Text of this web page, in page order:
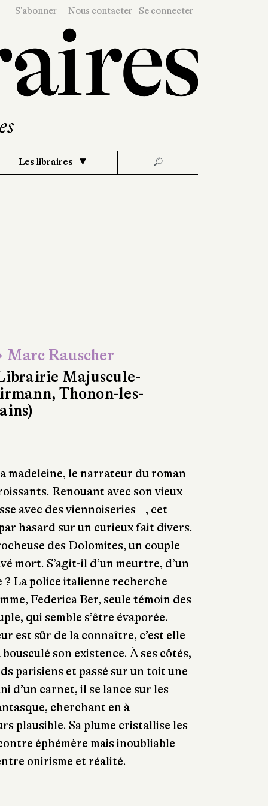
S'abonner Nous contacter Se connecter
Les libraires 🔎
Rauscher
Majuscule-
Thonon-les-
madeleine, le narrateur du roman
Renouant avec son vieux
avec des viennoiseries –, cet
hasard sur un curieux fait divers.
des Dolomites, un couple
mort. S’agit-il d’un meurtre, d’un
? La police italienne recherche
Federica Ber, seule témoin des
qui semble s’être évaporée.
est sûr de la connaître, c’est elle
son existence. À ses côtés,
parisiens et passé sur un toit une
d’un carnet, il se lance sur les
cherchant en à
plausible. Sa plume cristallise les
éphémère mais inoubliable
onirisme et réalité.